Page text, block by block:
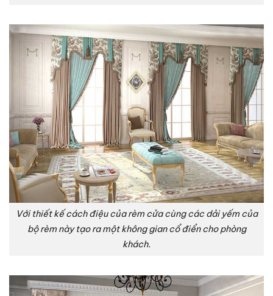
Với thiết kế cách điệu của rèm cửa cùng các dải yếm của
bộ rèm này tạo ra một không gian cổ điển cho phòng
khách.